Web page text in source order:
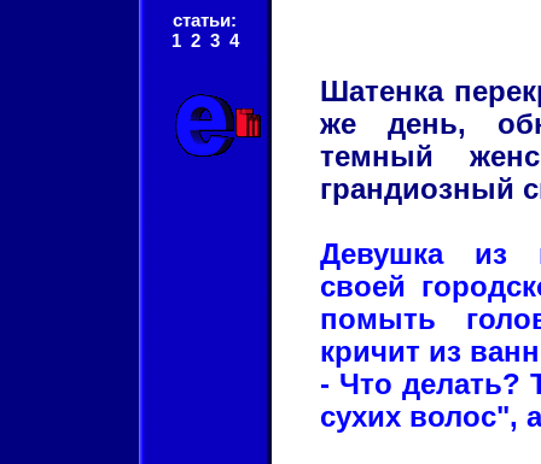
статьи:
1 2 3 4
Шатенка
же день,
темный
грандиозный
Девушка из
своей
помыть
кричит из
- Что делать?
сухих волос",